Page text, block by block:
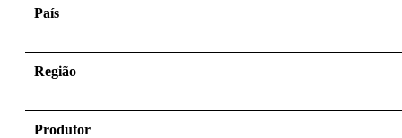
País
Região
Produtor